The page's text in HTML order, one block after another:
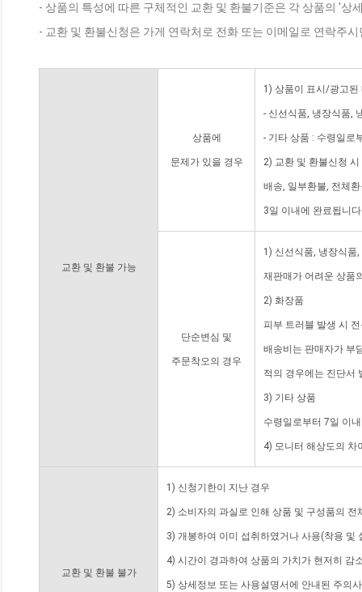
- 상품의 특성에 따른 구체적인 교환 및 환불기준은 각 상품의 '상
- 교환 및 환불신청은 가게 연락처로 전화 또는 이메일로 연락주
교환 및 환불 가능
상품에
문제가 있을 경우
1) 상품이 표시/광고된
- 신선식품, 냉장식품,
- 기타 상품 : 수령일로
2) 교환 및 환불신청
배송, 일부환불, 전체
3일 이내에 완료됩니
단순변심 및
주문착오의 경우
1) 신선식품, 냉장식품
재판매가 어려운 상품
2) 화장품
피부 트러블 발생 시
배송비는 판매자가 부
적의 경우에는 진단서
3) 기타 상품
수령일로부터 7일 이
4) 모니터 해상도의 차
교환 및 환불 불가
1) 신청기한이 지난 경우
2) 소비자의 과실로 인해 상품 및 구성품의
3) 개봉하여 이미 섭취하였거나 사용(착용 및
4) 시간이 경과하여 상품의 가치가 현저히 감
5) 상세정보 또는 사용설명서에 안내된 주의